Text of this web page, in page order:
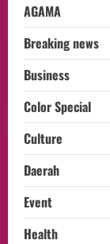
AGAMA
Breaking news
Business
Color Special
Culture
Daerah
Event
Health